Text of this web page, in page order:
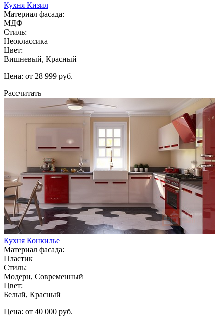
Кухня Кизил
Материал фасада:
МДФ
Стиль:
Неоклассика
Цвет:
Вишневый, Красный
Цена: от 28 999 руб.
Рассчитать
Кухня Конкилье
Материал фасада:
Пластик
Стиль:
Модерн, Современный
Цвет:
Белый, Красный
Цена: от 40 000 руб.